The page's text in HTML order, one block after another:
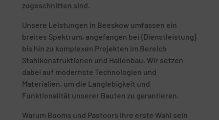
zugeschnitten sind.
Unsere Leistungen in Beeskow umfassen ein
breites Spektrum, angefangen bei {Dienstleistung}
bis hin zu komplexen Projekten im Bereich
Stahlkonstruktionen und Hallenbau. Wir setzen
dabei auf modernste Technologien und
Materialien, um die Langlebigkeit und
Funktionalität unserer Bauten zu garantieren.
Warum Booms und Pastoors Ihre erste Wahl sein